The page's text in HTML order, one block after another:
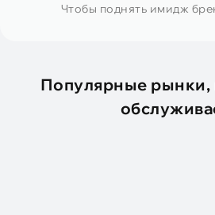
Чтобы поднять имидж
Популярные